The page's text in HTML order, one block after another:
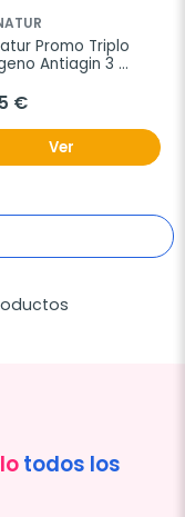
Promo Triplo
Antiagin 3
€
Ver
todos los